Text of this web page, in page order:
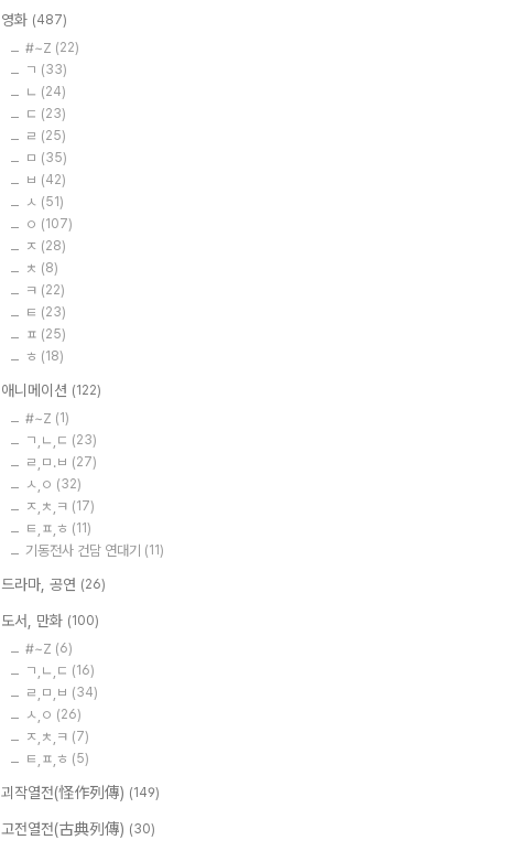
영화 (487)
#~Z (22)
ㄱ (33)
ㄴ (24)
ㄷ (23)
ㄹ (25)
ㅁ (35)
ㅂ (42)
ㅅ (51)
ㅇ (107)
ㅈ (28)
ㅊ (8)
ㅋ (22)
ㅌ (23)
ㅍ (25)
ㅎ (18)
애니메이션 (122)
#~Z (1)
ㄱ,ㄴ,ㄷ (23)
ㄹ,ㅁ.ㅂ (27)
ㅅ,ㅇ (32)
ㅈ,ㅊ,ㅋ (17)
ㅌ,ㅍ,ㅎ (11)
기동전사 건담 연대기 (11)
드라마, 공연 (26)
도서, 만화 (100)
#~Z (6)
ㄱ,ㄴ,ㄷ (16)
ㄹ,ㅁ,ㅂ (34)
ㅅ,ㅇ (26)
ㅈ,ㅊ,ㅋ (7)
ㅌ,ㅍ,ㅎ (5)
괴작열전(怪作列傳) (149)
고전열전(古典列傳) (30)